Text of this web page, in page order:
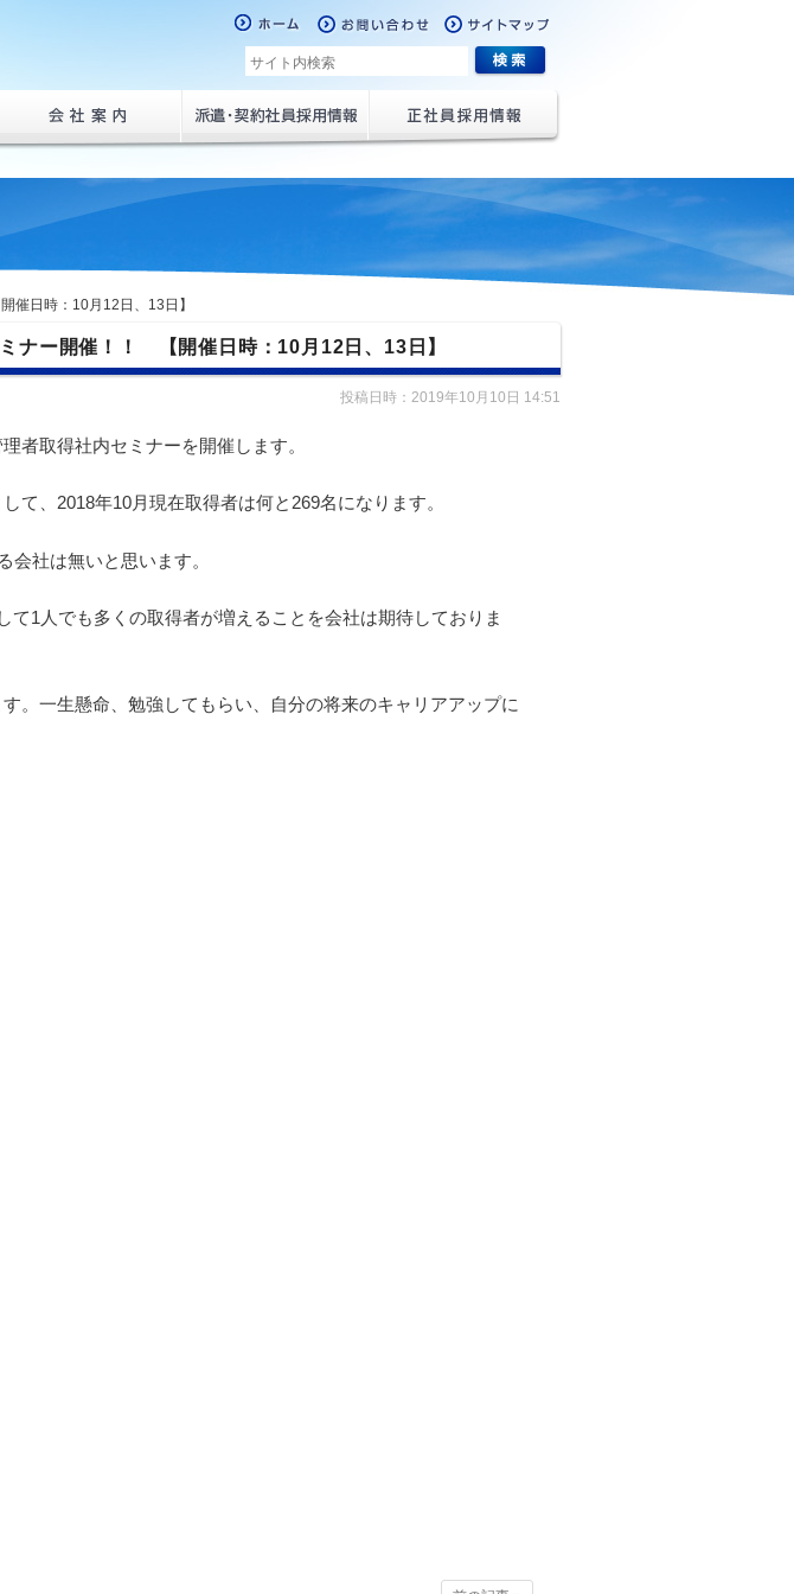
ホーム お問い合わせ サイトマップ
催日時：10月12日、13日】
ナー開催！！ 【開催日時：10月12日、13日】
投稿日時： 2019年10月10日 14:51
者取得社内セミナーを開催します。
て、2018年10月現在取得者は何と269名になります。
会社は無いと思います。
て1人でも多くの取得者が増えることを会社は期待しておりま
。一生懸命、勉強してもらい、自分の将来のキャリアアップに